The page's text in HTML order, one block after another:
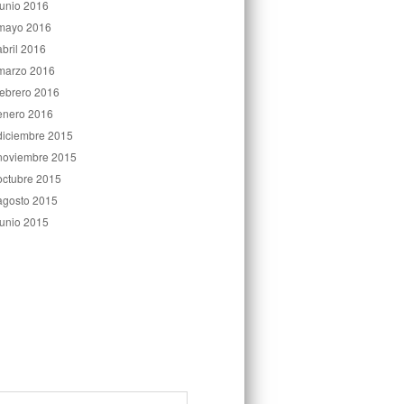
2016
2016
2016
2016
2016
2016
2015
2015
2015
2015
2015